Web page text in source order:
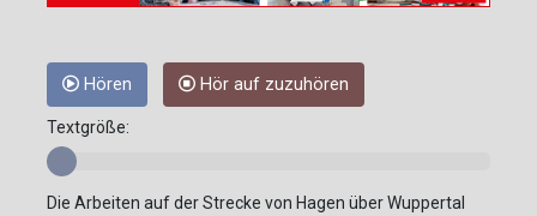
Hören Hör auf zuzuhören
Textgröße:
Die Arbeiten auf der Strecke von Hagen über Wuppertal